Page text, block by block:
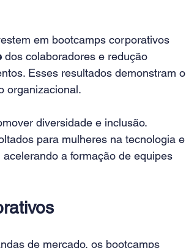
em bootcamps corporativos
dos colaboradores e redução
Esses resultados demonstram o
organizacional.
diversidade e inclusão.
para mulheres na tecnologia e
a formação de equipes
de mercado, os bootcamps